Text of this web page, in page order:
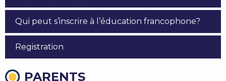
Qui peut s’inscrire à l’éducation francophone?
Registration
PARENTS